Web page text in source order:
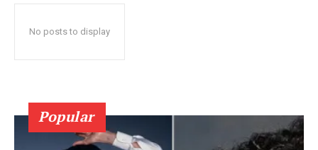
No posts to display
Popular